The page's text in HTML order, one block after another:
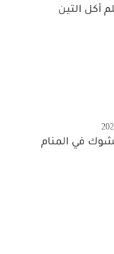
أكل التين
في المنام